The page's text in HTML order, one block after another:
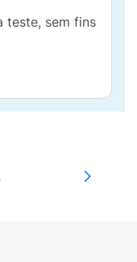
teste, sem fins